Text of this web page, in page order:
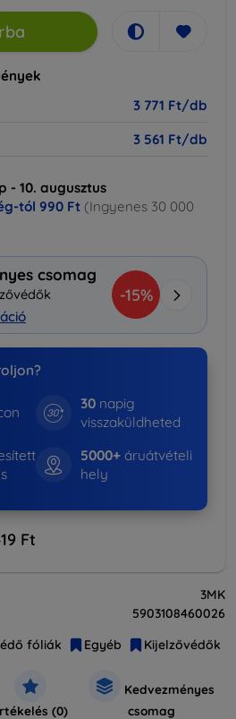
3 771 Ft/db
3 561 Ft/db
- 10. augusztus
tól 990 Ft (Ingyenes 30 000
csomag
-15%
30 napig
visszaküldheted
5000+ áruátvételi
hely
Ft
3MK
5903108460026
fóliák Egyéb Kijelzővédők
(0)
Kedvezményes
csomag